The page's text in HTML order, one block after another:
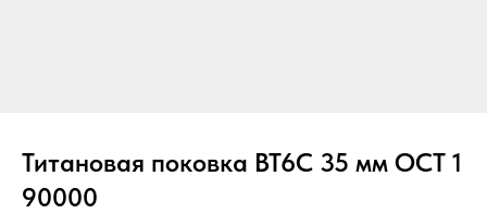
Титановая поковка ВТ6С 35 мм ОСТ 1
90000